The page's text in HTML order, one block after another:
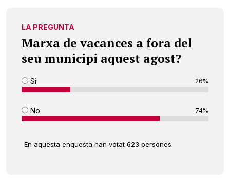
LA PREGUNTA
Marxa de vacances a fora del
seu municipi aquest agost?
Sí 26%
No 74%
En aquesta enquesta han votat 623 persones.